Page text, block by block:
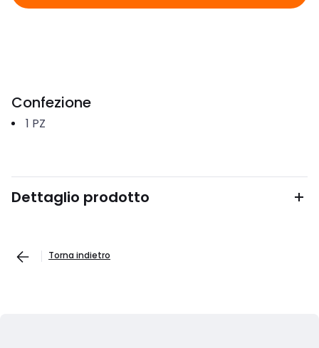
Confezione
1 PZ
Dettaglio prodotto
Torna indietro